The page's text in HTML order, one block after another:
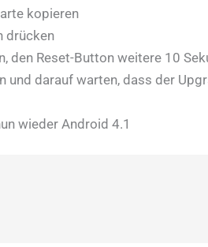
kopieren
drücken
den Reset-Button weitere 10
und darauf warten, dass der
wieder Android 4.1